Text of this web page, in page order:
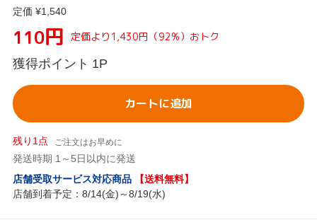
定価 ¥1,540
110円 定価より1,430円（92%）おトク
獲得ポイント 1P
カートに追加
残り1点 ご注文はお早めに
発送時期 1～5日以内に発送
店舗受取サービス対応商品
【送料無料】
店舗到着予定：8/14(金)～8/19(水)